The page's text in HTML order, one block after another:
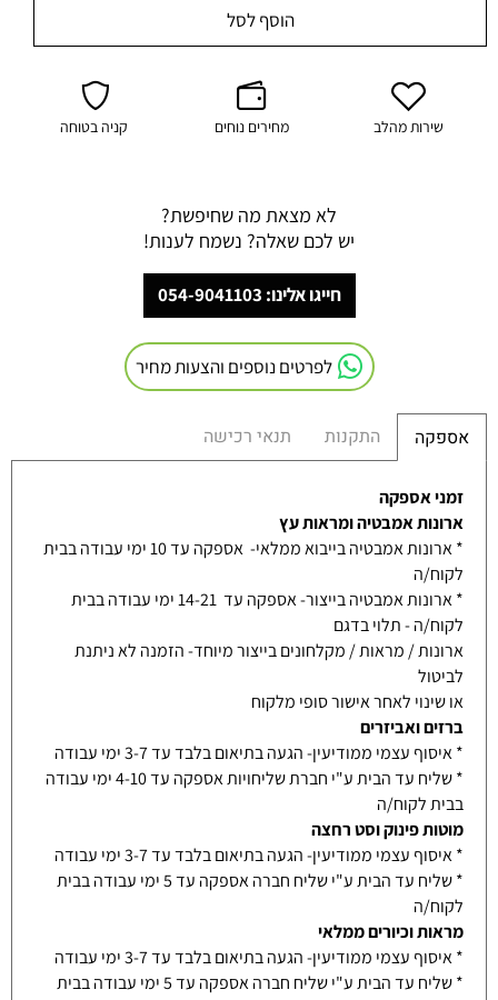
הוסף לסל
שירות מהלב מחירים נוחים קניה בטוחה
לא מצאת מה שחיפשת?
יש לכם שאלה? נשמח לענות!
חייגו אלינו: 054-9041103
לפרטים נוספים והצעות מחיר
אספקה התקנות תנאי רכישה
זמני אספקה
ארונות אמבטיה ומראות עץ
* ארונות אמבטיה בייבוא ממלאי- אספקה עד 10 ימי עבודה בבית
לקוח/ה
* ארונות אמבטיה בייצור- אספקה עד 14-21 ימי עבודה בבית
לקוח/ה - תלוי בדגם
ארונות / מראות / מקלחונים בייצור מיוחד- הזמנה לא ניתנת
לביטול
או שינוי לאחר אישור סופי מלקוח
ברזים ואביזרים
* איסוף עצמי ממודיעין- הגעה בתיאום בלבד עד 3-7 ימי עבודה
* שליח עד הבית ע"י חברת שליחויות אספקה עד 4-10 ימי עבודה
בבית לקוח/ה
מוטות פינוק וסט רחצה
* איסוף עצמי ממודיעין- הגעה בתיאום בלבד עד 3-7 ימי עבודה
* שליח עד הבית ע"י שליח חברה אספקה עד 5 ימי עבודה בבית
לקוח/ה
מראות וכיורים ממלאי
* איסוף עצמי ממודיעין- הגעה בתיאום בלבד עד 3-7 ימי עבודה
* שליח עד הבית ע"י שליח חברה אספקה עד 5 ימי עבודה בבית